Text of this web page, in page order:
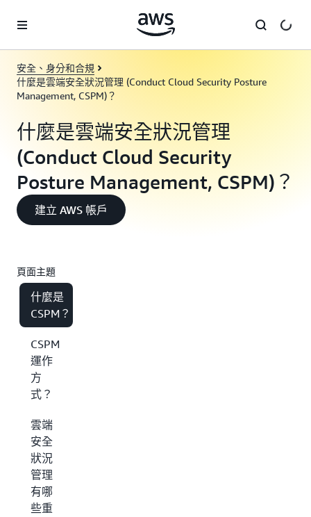
安全、身分和合規
什麼是雲端安全狀況管理 (Conduct Cloud Security Posture
Management, CSPM)？
什麼是雲端安全狀況管理
(Conduct Cloud Security
Posture Management, CSPM)？
建立 AWS 帳戶
頁面主題
什麼是
CSPM？
CSPM
運作
方
式？
雲端
安全
狀況
管理
有哪
些重